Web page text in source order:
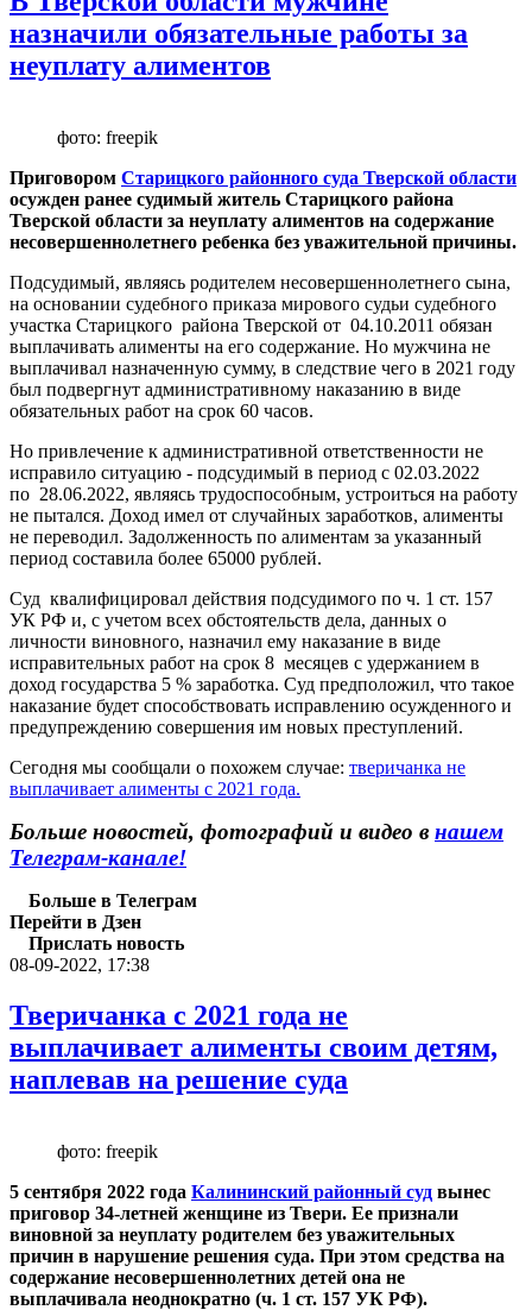
назначили обязательные работы за
неуплату алиментов
фото: freepik
Приговором Старицкого районного суда Тверской области
осужден ранее судимый житель Старицкого района
Тверской области за неуплату алиментов на содержание
несовершеннолетнего ребенка без уважительной причины.
Подсудимый, являясь родителем несовершеннолетнего сына,
на основании судебного приказа мирового судьи судебного
участка Старицкого района Тверской от 04.10.2011 обязан
выплачивать алименты на его содержание. Но мужчина не
выплачивал назначенную сумму, в следствие чего в 2021 году
был подвергнут административному наказанию в виде
обязательных работ на срок 60 часов.
Но привлечение к административной ответственности не
исправило ситуацию - подсудимый в период с 02.03.2022
по 28.06.2022, являясь трудоспособным, устроиться на работу
не пытался. Доход имел от случайных заработков, алименты
не переводил. Задолженность по алиментам за указанный
период составила более 65000 рублей.
Суд квалифицировал действия подсудимого по ч. 1 ст. 157
УК РФ и, с учетом всех обстоятельств дела, данных о
личности виновного, назначил ему наказание в виде
исправительных работ на срок 8 месяцев с удержанием в
доход государства 5 % заработка. Суд предположил, что такое
наказание будет способствовать исправлению осужденного и
предупреждению совершения им новых преступлений.
Сегодня мы сообщали о похожем случае: тверичанка не
выплачивает алименты с 2021 года.
Больше новостей, фотографий и видео в нашем
Телеграм-канале!
Больше в Телеграм
Перейти в Дзен
Прислать новость
08-09-2022, 17:38
Тверичанка с 2021 года не
выплачивает алименты своим детям,
наплевав на решение суда
фото: freepik
5 сентября 2022 года Калининский районный суд вынес
приговор 34-летней женщине из Твери. Ее признали
виновной за неуплату родителем без уважительных
причин в нарушение решения суда. При этом средства на
содержание несовершеннолетних детей она не
выплачивала неоднократно (ч. 1 ст. 157 УК РФ).